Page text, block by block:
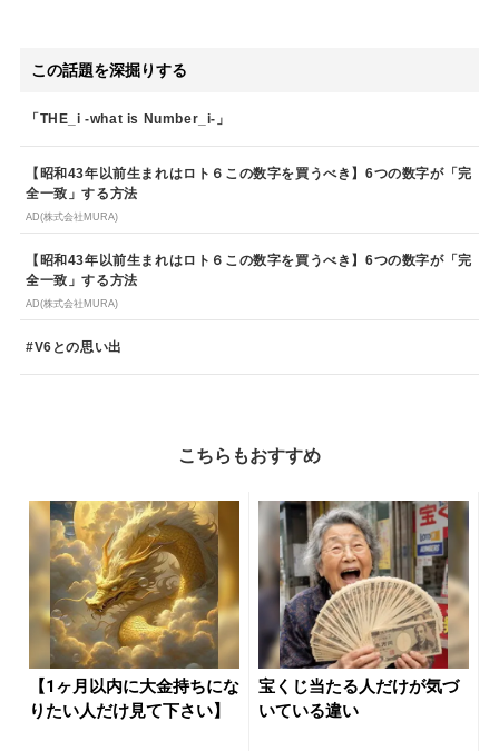
この話題を深掘りする
「THE_i -what is Number_i-」
【昭和43年以前生まれはロト６この数字を買うべき】6つの数字が「完
全一致」する方法
AD(株式会社MURA)
【昭和43年以前生まれはロト６この数字を買うべき】6つの数字が「完
全一致」する方法
AD(株式会社MURA)
#V6との思い出
こちらもおすすめ
【1ヶ月以内に大金持ちにな
りたい人だけ見て下さい】
宝くじ当たる人だけが気づ
いている違い